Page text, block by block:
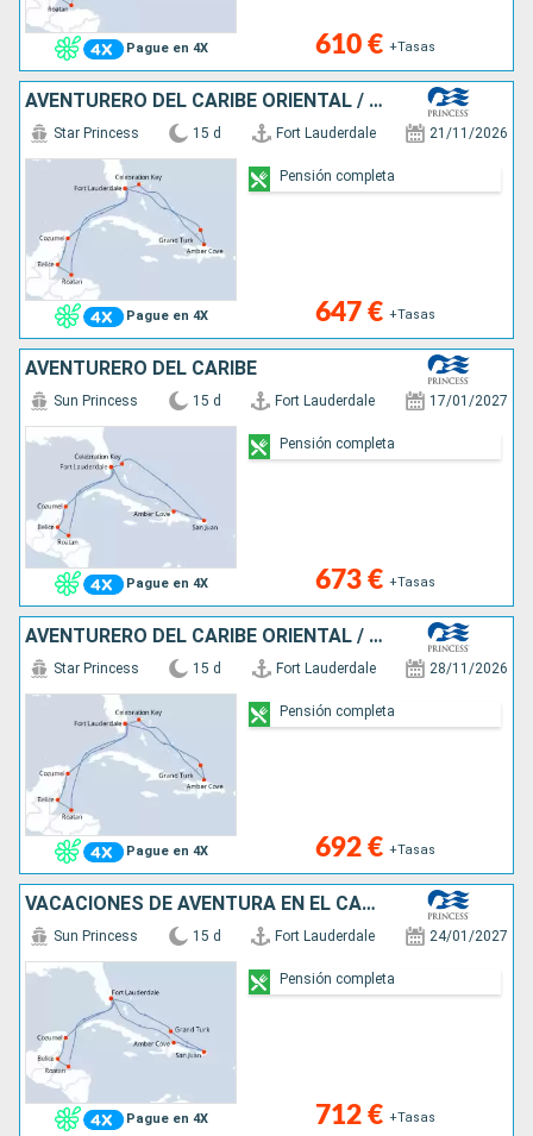
Pague en 4X 610 € +Tasas
AVENTURERO DEL CARIBE ORIENTAL / OCCIDEN
Pague en 4X
Star Princess 15 d Fort Lauderdale 21/11/2026
647 € +Tasas
Pensión completa
AVENTURERO DEL CARIBE
Pague en 4X
Sun Princess 15 d Fort Lauderdale 17/01/2027
673 € +Tasas
Pensión completa
AVENTURERO DEL CARIBE ORIENTAL / OCCIDEN
Pague en 4X
Star Princess 15 d Fort Lauderdale 28/11/2026
692 € +Tasas
Pensión completa
VACACIONES DE AVENTURA EN EL CARIBE
Pague en 4X
Sun Princess 15 d Fort Lauderdale 24/01/2027
712 € +Tasas
Pensión completa